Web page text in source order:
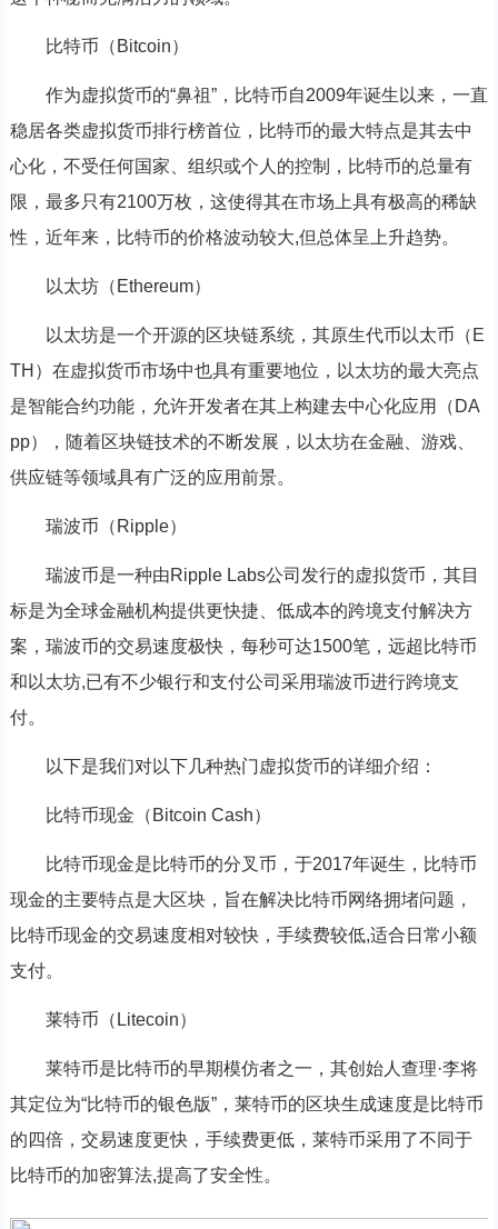
比特币（Bitcoin）
作为虚拟货币的“鼻祖”，比特币自2009年诞生以来，一直
稳居各类虚拟货币排行榜首位，比特币的最大特点是其去中
心化，不受任何国家、组织或个人的控制，比特币的总量有
限，最多只有2100万枚，这使得其在市场上具有极高的稀缺
性，近年来，比特币的价格波动较大,但总体呈上升趋势。
以太坊（Ethereum）
以太坊是一个开源的区块链系统，其原生代币以太币（E
TH）在虚拟货币市场中也具有重要地位，以太坊的最大亮点
是智能合约功能，允许开发者在其上构建去中心化应用（DA
pp），随着区块链技术的不断发展，以太坊在金融、游戏、
供应链等领域具有广泛的应用前景。
瑞波币（Ripple）
瑞波币是一种由Ripple Labs公司发行的虚拟货币，其目
标是为全球金融机构提供更快捷、低成本的跨境支付解决方
案，瑞波币的交易速度极快，每秒可达1500笔，远超比特币
和以太坊,已有不少银行和支付公司采用瑞波币进行跨境支
付。
以下是我们对以下几种热门虚拟货币的详细介绍：
比特币现金（Bitcoin Cash）
比特币现金是比特币的分叉币，于2017年诞生，比特币
现金的主要特点是大区块，旨在解决比特币网络拥堵问题，
比特币现金的交易速度相对较快，手续费较低,适合日常小额
支付。
莱特币（Litecoin）
莱特币是比特币的早期模仿者之一，其创始人查理·李将
其定位为“比特币的银色版”，莱特币的区块生成速度是比特币
的四倍，交易速度更快，手续费更低，莱特币采用了不同于
比特币的加密算法,提高了安全性。